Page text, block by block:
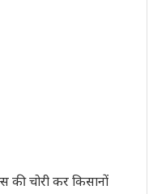
की चोरी कर किसानों